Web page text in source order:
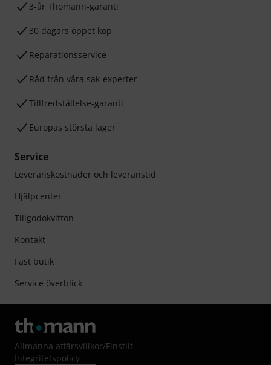
3-år Thomann-garanti
30 dagars öppet köp
Reparationsservice
Råd från våra sak-experter
Tillfredställelse-garanti
Europas största lager
Service
Leveranskostnader och leveranstid
Hjälpcenter
Tillgodokvitton
Kontakt
Fast butik
Service överblick
Allmänna affärsvillkor/Finstilt
Integritetspolicy